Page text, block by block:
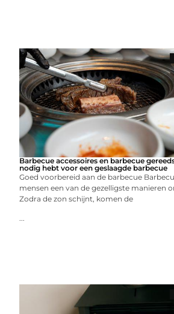
Barbecue accessoires en barbecue
nodig hebt voor een geslaagde barbecue
Goed voorbereid aan de barbecue
mensen een van de gezelligste manieren
Zodra de zon schijnt, komen de
...